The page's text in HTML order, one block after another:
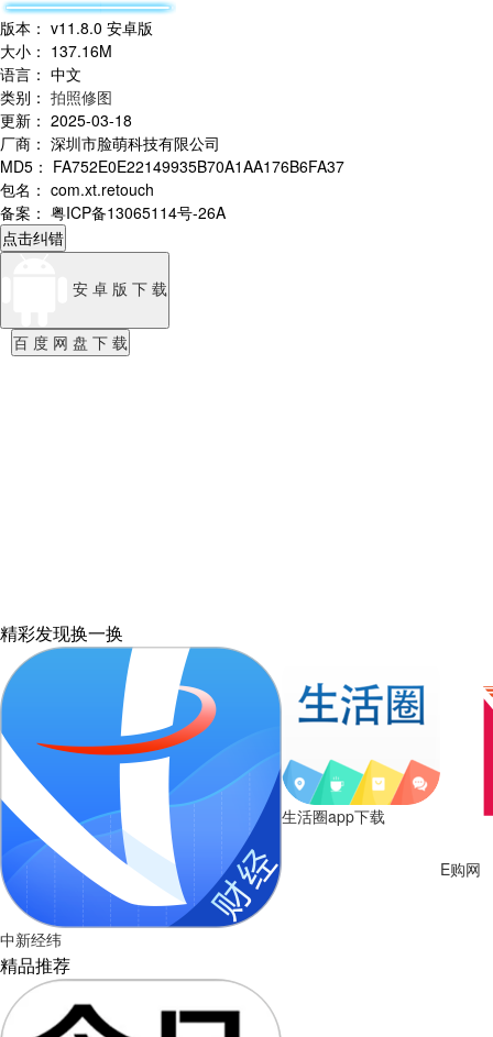
版本 ： v11.8.0 安卓版
大小 ： 137.16M
语言 ： 中文
类别 ： 拍照修图
更新 ： 2025-03-18
厂商 ： 深圳市脸萌科技有限公司
MD5 ： FA752E0E22149935B70A1AA176B6FA37
包名 ： com.xt.retouch
备案 ： 粤ICP备13065114号-26A
点击纠错
安 卓 版 下 载
百 度 网 盘 下 载
精彩发现换一换
中新经纬
生活圈app下载
E购网
精品推荐